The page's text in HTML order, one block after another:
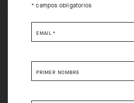
Devoluciones gratuitos en un
* campos obligatorios
EMAIL *
PRIMER NOMBRE